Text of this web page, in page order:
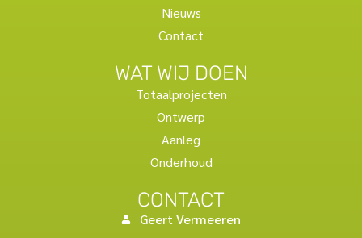
Nieuws
Contact
WAT WIJ DOEN
Totaalprojecten
Ontwerp
Aanleg
Onderhoud
CONTACT
Geert Vermeeren